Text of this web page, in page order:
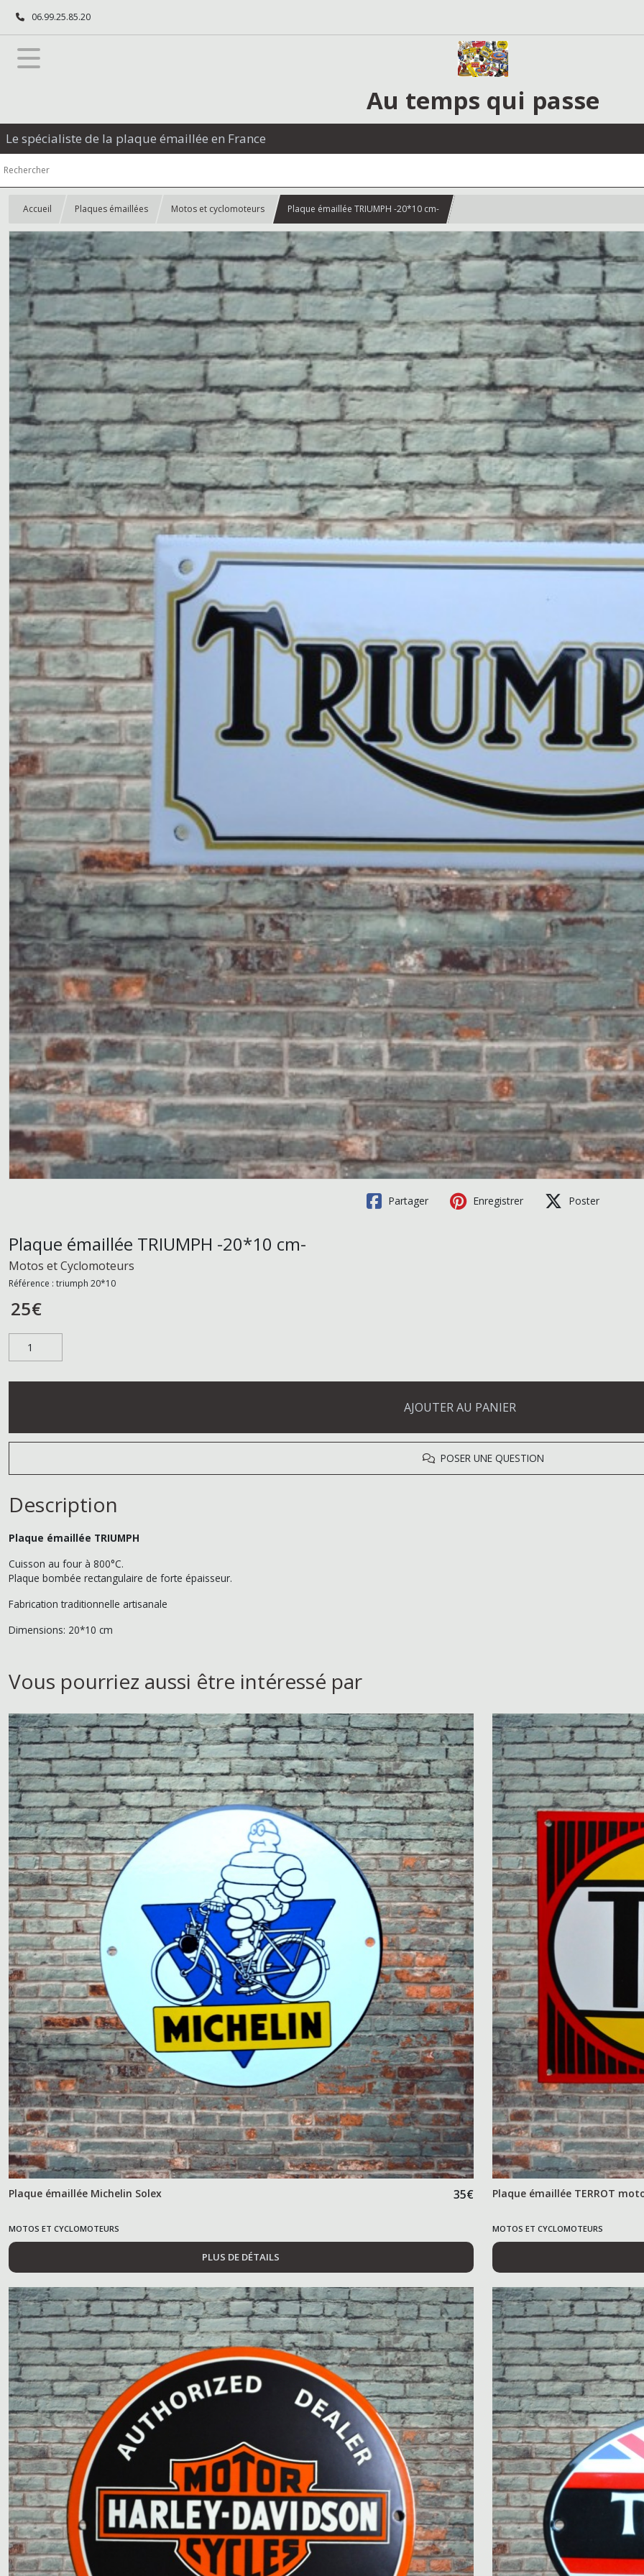
06.99.25.85.20
Au temps qui passe
Le spécialiste de la plaque émaillée en France
Accueil Plaques émaillées Motos et cyclomoteurs Plaque émaillée TRIUMPH -20*10 cm-
Partager Enregistrer Poster
Plaque émaillée TRIUMPH -20*10 cm-
Motos et Cyclomoteurs
Référence : triumph 20*10
25€
AJOUTER AU PANIER
POSER UNE QUESTION
Description
Plaque émaillée TRIUMPH
Cuisson au four à 800°C.
Plaque bombée rectangulaire de forte épaisseur.
Fabrication traditionnelle artisanale
Dimensions: 20*10 cm
Vous pourriez aussi être intéressé par
Plaque émaillée Michelin Solex 35€
MOTOS ET CYCLOMOTEURS
PLUS DE DÉTAILS
Plaque émaillée TERROT
MOTOS ET CYCLOMOTEURS